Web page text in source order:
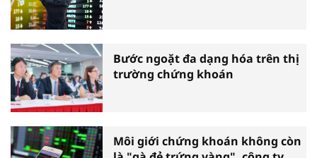
Bước ngoặt đa dạng hóa trên thị
trường chứng khoán
Môi giới chứng khoán không còn